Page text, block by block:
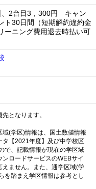
、2台目3，300円 キャン
ト30日間（短期解約違約金
ーニング費用退去時払い可
となります。
(学区)情報は、国土数値情報
タ【2021年度】及び中学校区
で、記載情報が現在の学区域
ロードサービスのWEBサイ
えません。また、通学区域(学
を踏まえ学区情報は参考とし